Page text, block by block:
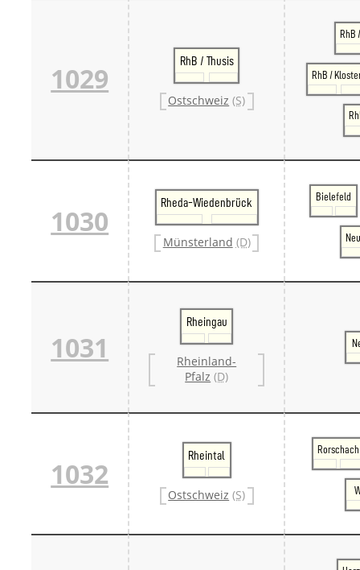
1029
RhB / Thusis
Ostschweiz (S)
RhB
RhB /
1030
Rheda-Wiedenbrück
Münsterland (D)
Bielefeld
1031
Rheingau
Rheinland-
Pfalz (D)
1032
Rheintal
Ostschweiz (S)
Rorschach